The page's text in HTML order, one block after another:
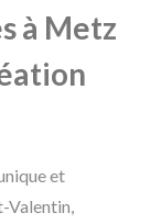
à Metz
et
Valentin,